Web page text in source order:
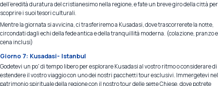
dell'eredità duratura del cristianesimo nella regione, e fate un breve giro della città per
scoprire i suoi tesori culturali.
Mentre la giornata si avvicina, ci trasferiremo a Kusadasi, dove trascorrerete la notte,
circondati dagli echi della fede antica e della tranquillità moderna. (colazione, pranzo e
cena inclusi)
Giorno 7: Kusadasi- Istanbul
Godetevi un po' di tempo libero per esplorare Kusadasi al vostro ritmo o considerare di
estendere il vostro viaggio con uno dei nostri pacchetti tour esclusivi. Immergetevi nel
patrimonio spirituale della regione con il nostro tour delle sette Chiese, dove potrete